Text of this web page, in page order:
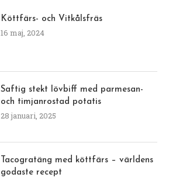
Köttfärs- och Vitkålsfräs
16 maj, 2024
Saftig stekt lövbiff med parmesan-
och timjanrostad potatis
28 januari, 2025
Tacogratäng med köttfärs – världens
godaste recept